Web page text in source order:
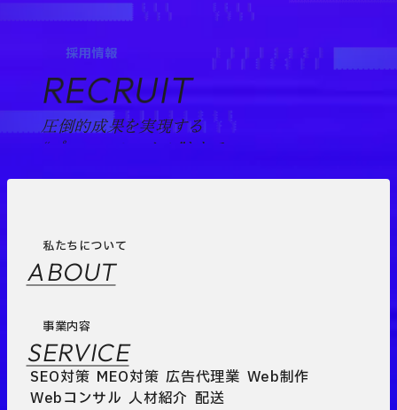
採用情報
RECRUIT
圧倒的成果を実現する
“プロフェッショナル”として。
私たちについて
ABOUT
事業内容
SERVICE
SEO対策 MEO対策 広告代理業 Web制作
Webコンサル 人材紹介 配送